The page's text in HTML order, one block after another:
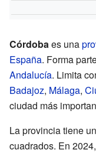
Córdobaes una
España. Forma
Andalucía. Limita
Badajoz, Málaga,
ciudad más
La provincia tiene
cuadrados. En